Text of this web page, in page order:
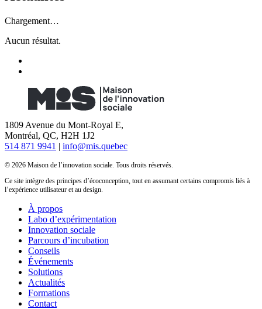
Chargement…
Aucun résultat.
1809 Avenue du Mont-Royal E,
Montréal, QC, H2H 1J2
514 871 9941 | info@mis.quebec
© 2026 Maison de l’innovation sociale. Tous droits réservés.
Ce site intègre des principes d’écoconception, tout en assumant certains compromis liés à
l’expérience utilisateur et au design.
À propos
Labo d’expérimentation
Innovation sociale
Parcours d’incubation
Conseils
Événements
Solutions
Actualités
Formations
Contact